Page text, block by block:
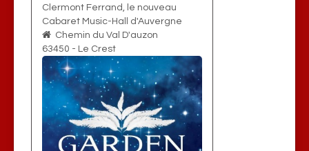
Clermont Ferrand, le nouveau
Cabaret Music-Hall d'Auvergne
Chemin du Val D'auzon
63450 - Le Crest